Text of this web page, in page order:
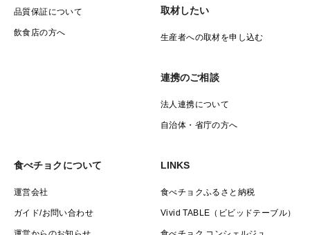
品質保証について
飲食店の方へ
取材したい
生産者への取材を申し込む
連携のご相談
法人連携について
自治体・省庁の方へ
食べチョクについて
運営会社
ガイド/お問い合わせ
LINKS
食べチョクふるさと納税
Vivid TABLE（ビビッドテーブル）